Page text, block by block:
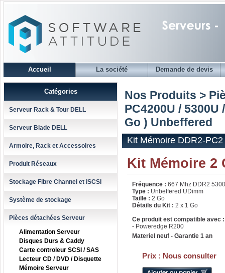
Accueil La société Demande de devis
Catégories
Serveur Rack & Tour DELL
Serveur Blade DELL
Armoire, Rack et Accessoires
Produit Réseaux
Stockage Fibre Channel et iSCSI
Système de stockage
Pièces détachées Serveur
Alimentation Serveur
Disques Durs & Caddy
Carte controleur SCSI / SAS
Lecteur CD / DVD / Disquette
Mémoire Serveur
Nos Produits >
PC4200U / 5300U
Go ) Unbeffered
Kit Mémoire DDR2-
Kit Mémoire 2
Fréquence : 667 Mhz DDR2
Type : Unbeffered UDimm
Taille : 2 Go
Détails du Kit : 2 x 1 Go
Ce produit est compatible avec :
- Poweredge R200
Materiel neuf - Garantie 1 an
Prix : Nous consulter